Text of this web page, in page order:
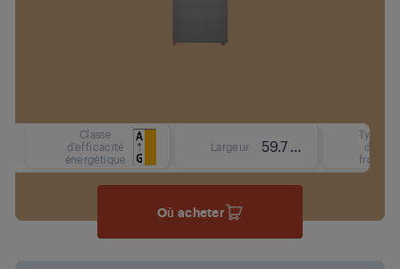
Classe
d'efficacité
énergétique
Largeur 59.7 cm
Type
de
froid
Où acheter